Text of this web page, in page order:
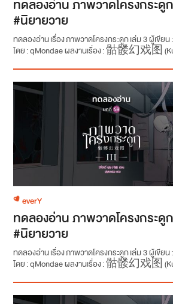
ทดลองอ่าน ภาพวาดโครงกระดู
#นิยายวาย
ทดลองอ่าน เรื่อง ภาพวาดโครงกระดูก เล่ม 3 ผู้เขียน
โดย : qMondae ผลงานเรื่อง : 骷髅幻戏图 (Ku
everY
ทดลองอ่าน ภาพวาดโครงกระดู
#นิยายวาย
ทดลองอ่าน เรื่อง ภาพวาดโครงกระดูก เล่ม 3 ผู้เขียน
โดย : qMondae ผลงานเรื่อง : 骷髅幻戏图 (Ku